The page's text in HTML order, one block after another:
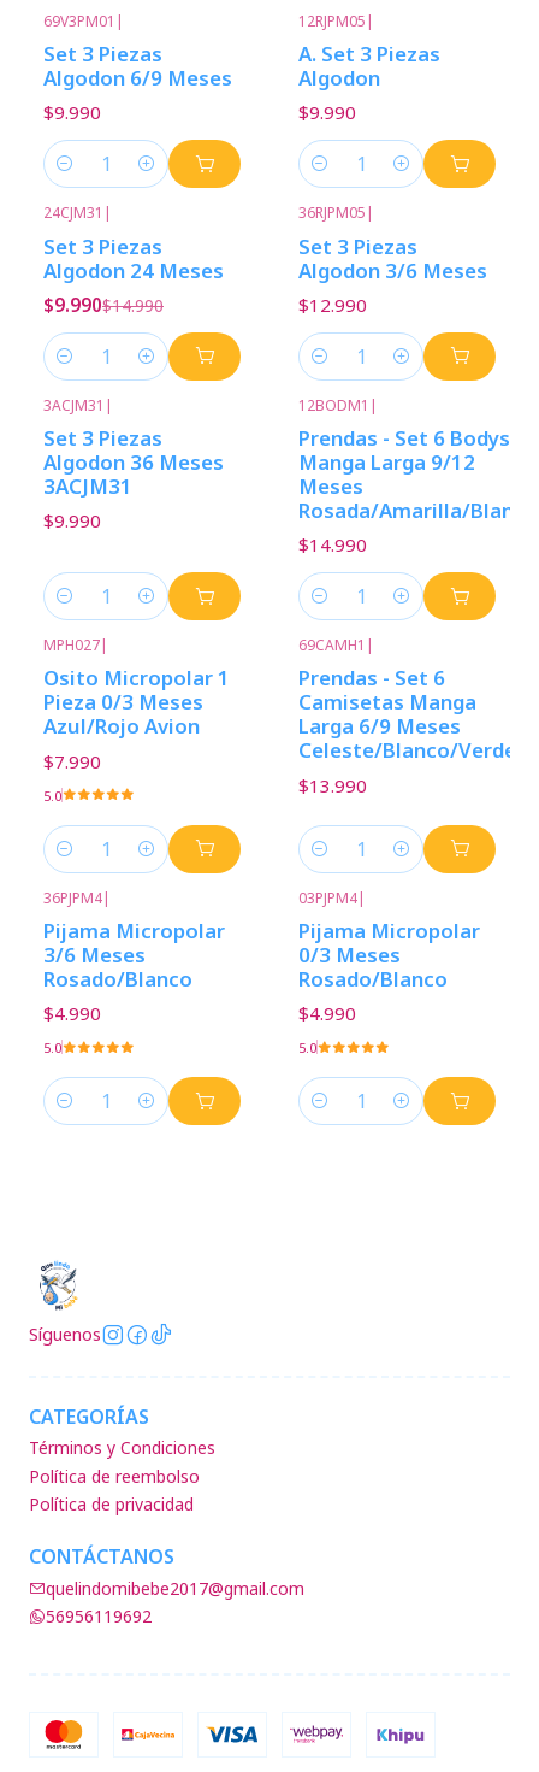
69V3PM01 |
Set 3 Piezas
Algodon 6/9 Meses
$9.990
Cantidad
12RJPM05 |
A. Set 3 Piezas
Algodon
$9.990
Cantidad
24CJM31 |
Set 3 Piezas
Algodon 24 Meses
$9.990$14.990
Cantidad
36RJPM05 |
Set 3 Piezas
Algodon 3/6 Meses
$12.990
Cantidad
3ACJM31 |
Set 3 Piezas
Algodon 36 Meses
3ACJM31
$9.990
Cantidad
12BODM1 |
Prendas - Set 6 Bodys
Manga Larga 9/12
Meses
Rosada/Amarilla/Blanca
$14.990
Cantidad
MPH027|
Osito Micropolar 1
Pieza 0/3 Meses
Azul/Rojo Avion
$7.990
5.0
Cantidad
69CAMH1 |
Prendas - Set 6
Camisetas Manga
Larga 6/9 Meses
Celeste/Blanco/Verde
$13.990
Cantidad
36PJPM4|
Pijama Micropolar
3/6 Meses
Rosado/Blanco
$4.990
5.0
Cantidad
03PJPM4|
Pijama Micropolar
0/3 Meses
Rosado/Blanco
$4.990
5.0
Cantidad
Síguenos
CATEGORÍAS
Términos y Condiciones
Política de reembolso
Política de privacidad
CONTÁCTANOS
quelindomibebe2017@gmail.com
56956119692